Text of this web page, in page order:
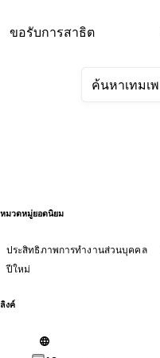
ขอรับการสาธิต
หมวดหมู่ยอดนิยม
ประสิทธิภาพการทำงานส่วนบุคคล
ปีใหม่
ลิงค์